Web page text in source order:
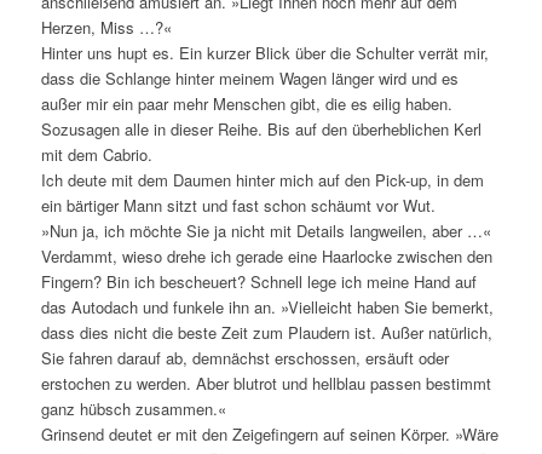
Herzen, Miss …?«
Hinter uns hupt es. Ein kurzer Blick über die Schulter verrät mir,
dass die Schlange hinter meinem Wagen länger wird und es
außer mir ein paar mehr Menschen gibt, die es eilig haben.
Sozusagen alle in dieser Reihe. Bis auf den überheblichen Kerl
mit dem Cabrio.
Ich deute mit dem Daumen hinter mich auf den Pick-up, in dem
ein bärtiger Mann sitzt und fast schon schäumt vor Wut.
»Nun ja, ich möchte Sie ja nicht mit Details langweilen, aber …«
Verdammt, wieso drehe ich gerade eine Haarlocke zwischen den
Fingern? Bin ich bescheuert? Schnell lege ich meine Hand auf
das Autodach und funkele ihn an. »Vielleicht haben Sie bemerkt,
dass dies nicht die beste Zeit zum Plaudern ist. Außer natürlich,
Sie fahren darauf ab, demnächst erschossen, ersäuft oder
erstochen zu werden. Aber blutrot und hellblau passen bestimmt
ganz hübsch zusammen.«
Grinsend deutet er mit den Zeigefingern auf seinen Körper. »Wäre